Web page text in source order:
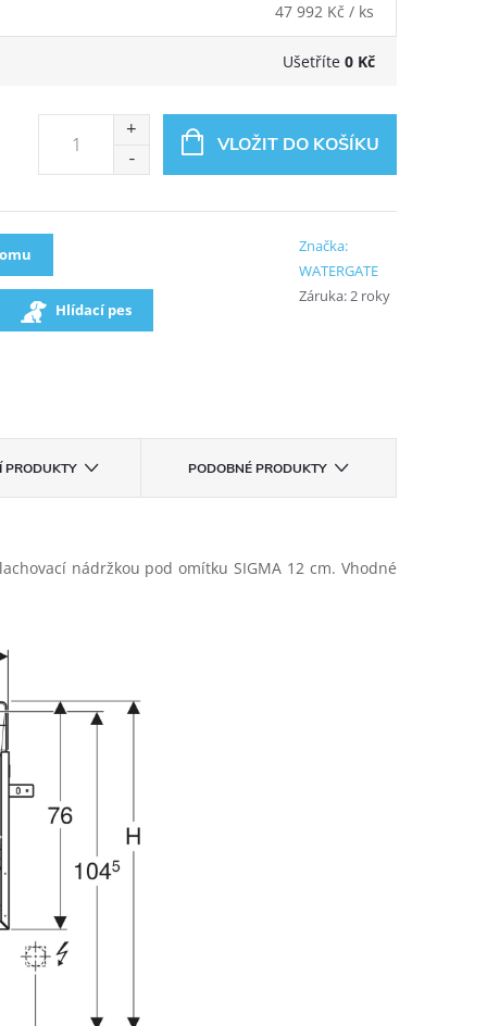
47 992 Kč / ks
Ušetříte 0 Kč
VLOŽIT DO KOŠÍKU
Hlídací pes
Značka:
WATERGATE
Záruka:2 roky
PRODUKTY PODOBNÉ PRODUKTY
nádržkou pod omítku SIGMA 12 cm. Vhodné